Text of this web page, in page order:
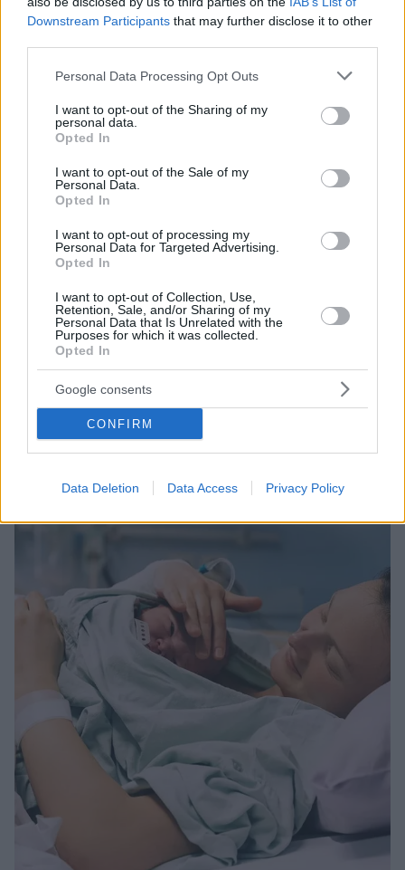
Downstream Participants that may further disclose it to other
Please note that this website/app uses one or more Google
not limited to your visit or usage behaviour. You may click to
grant or deny consent to Google and its third-party tags to
use your data for below specified purposes in below Google
consent section.
Personal Data Processing Opt Outs
I want to opt-out of the Sharing of my
personal data.
Opted In
I want to opt-out of the Sale of my
Personal Data.
Opted In
I want to opt-out of processing my
Personal Data for Targeted Advertising.
Opted In
I want to opt-out of Collection, Use,
Retention, Sale, and/or Sharing of my
Personal Data that Is Unrelated with the
Purposes for which it was collected.
Opted In
Google consents
CONFIRM
Data Deletion Data Access Privacy Policy
Νοσοκομείο στη Σουηδία παραδέχεται ότι αφαίρεσε
αδικαιολόγητα τη μήτρα από 33 γυναίκες
Σε όλες η αφαίρεση έγινε μετά από λάθος διάγνωση
πρόδρομης μορφής καρκίνου που μπορεί να
δικαιολογήσει την αφαίρεση της μήτρας
22.10.2024, 19:01